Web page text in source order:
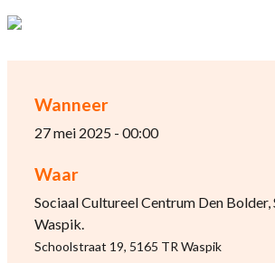
Wanneer
27 mei 2025 - 00:00
Waar
Sociaal Cultureel Centrum Den
Waspik.
Schoolstraat 19, 5165 TR Waspik